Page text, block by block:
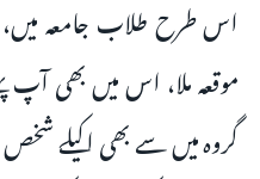
اس طرح طلاب جامعہ
موقعہ ملا، اس میں بھی آپ
گروہ میں سے بھی اکیلے